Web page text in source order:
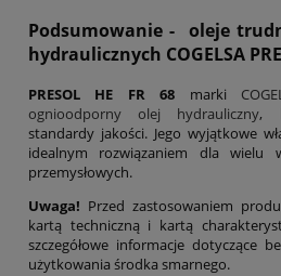
Podsumowanie-oleje
hydraulicznych COGELSA
PRESOL HE FR 68 marki
ognioodporny olej hydrauliczny,
standardy jakości. Jego wyjątkowe
idealnym rozwiązaniem dla wielu
przemysłowych.
Uwaga! Przed zastosowaniem
kartą techniczną i kartą
szczegółowe informacje dotyczące
użytkowania środka smarnego.